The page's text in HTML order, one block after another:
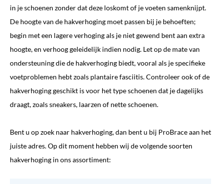
in je schoenen zonder dat deze loskomt of je voeten samenknijpt.
De hoogte van de hakverhoging moet passen bij je behoeften;
begin met een lagere verhoging als je niet gewend bent aan extra
hoogte, en verhoog geleidelijk indien nodig. Let op de mate van
ondersteuning die de hakverhoging biedt, vooral als je specifieke
voetproblemen hebt zoals plantaire fasciitis. Controleer ook of de
hakverhoging geschikt is voor het type schoenen dat je dagelijks
draagt, zoals sneakers, laarzen of nette schoenen.
Bent u op zoek naar hakverhoging, dan bent u bij ProBrace aan het
juiste adres. Op dit moment hebben wij de volgende soorten
hakverhoging in ons assortiment: